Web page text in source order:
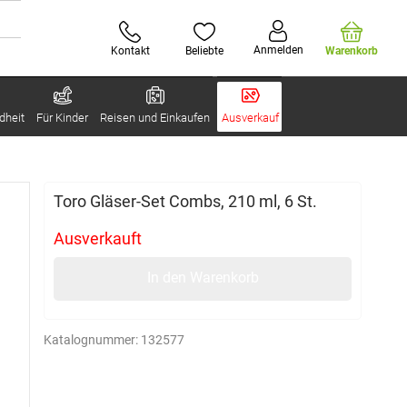
Kontakt Beliebte Anmelden Warenkorb
Für Kinder Reisen und Einkaufen Ausverkauf
Toro Gläser-Set Combs, 210 ml, 6 St.
Ausverkauft
Katalognummer: 132577